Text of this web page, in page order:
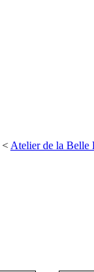
< Atelier de la Belle